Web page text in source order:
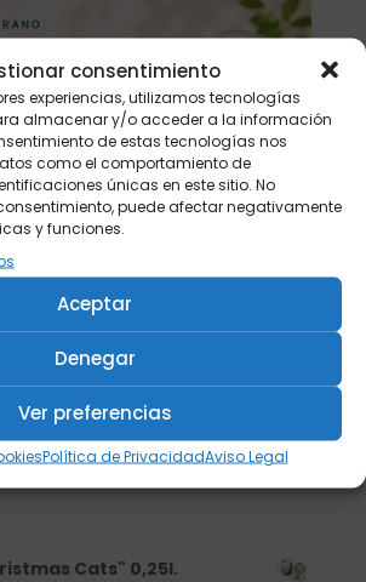
consentimiento
experiencias, utilizamos tecnologías
almacenar y/o acceder a la información
de estas tecnologías nos
como el comportamiento de
únicas en este sitio. No
puede afectar negativamente
y funciones.
Aceptar
Denegar
Ver preferencias
Política de PrivacidadAviso Legal
Buscar
Cats" 0,25l.